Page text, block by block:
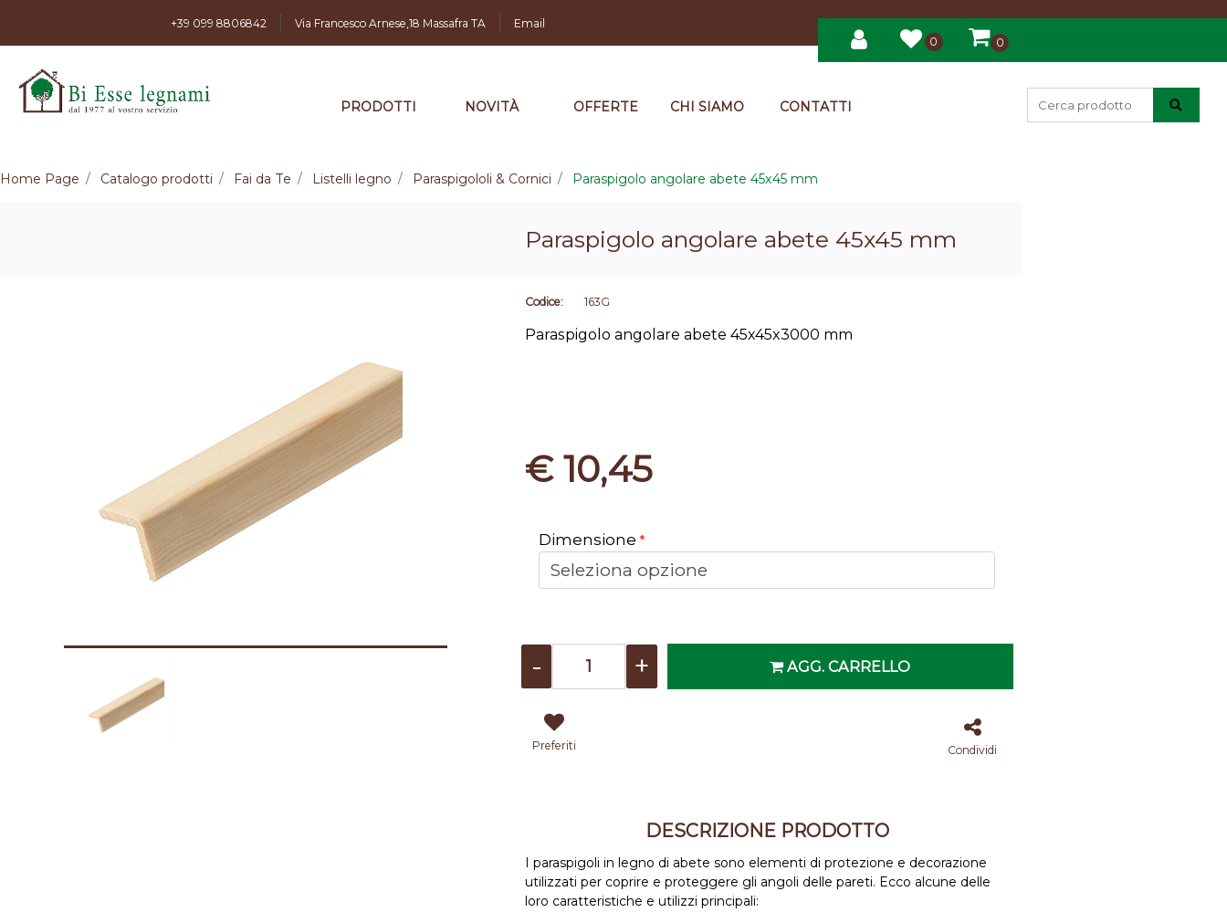
+39 099 8806842 Via Francesco Arnese,18 Massafra TA
Email
0
0
PRODOTTI NOVITÀ OFFERTE CHI SIAMO CONTATTI
Home Page Catalogo prodotti Fai da Te Listelli legno Paraspigololi & Cornici Paraspigolo angolare abete 45x45 mm
Paraspigolo angolare abete 45x45 mm
Codice: 163G
Paraspigolo angolare abete 45x45x3000 mm
€ 10,45
Dimensione *
AGG. CARRELLO
Preferiti Condividi
DESCRIZIONE PRODOTTO
I paraspigoli in legno di abete sono elementi di protezione e decorazione
utilizzati per coprire e proteggere gli angoli delle pareti. Ecco alcune delle
loro caratteristiche e utilizzi principali: